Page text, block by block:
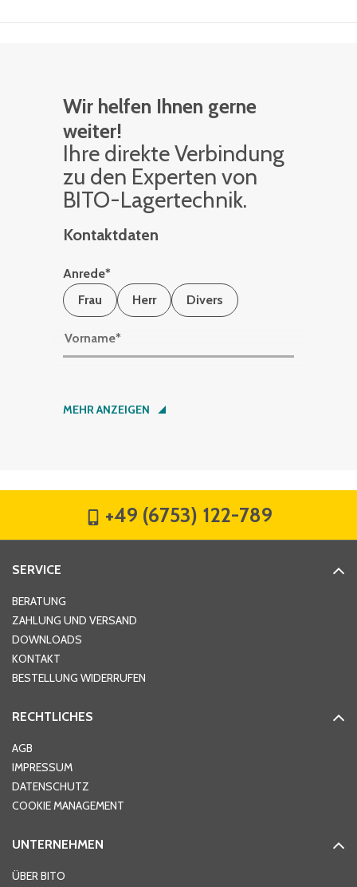
Wir helfen Ihnen gerne
weiter!
Ihre di­rek­te Ver­bin­dung
zu den Ex­per­ten von
BITO-La­ger­tech­nik.
Kontaktdaten
Anrede*
Frau
Herr Divers
Vorname*
Nachname*
Hausnummer
Ort*
Telefon
MEHR ANZEIGEN
+49 (6753) 122-789
SERVICE
BERATUNG
ZAHLUNG UND VERSAND
DOWNLOADS
KONTAKT
BESTELLUNG WIDERRUFEN
RECHTLICHES
AGB
IMPRESSUM
DATENSCHUTZ
COOKIE MANAGEMENT
UNTERNEHMEN
ÜBER BITO